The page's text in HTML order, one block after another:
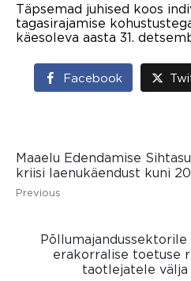
Täpsemad juhised koos
tagasirajamise
käesoleva aasta 31.
Facebook
Maaelu Edendamise
kriisi laenukäendust kuni
Previous
Põllumajandussektorile
erakorralise toetuse
taotlejatele välja